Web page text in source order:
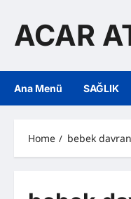
content
ACAR
Ana Menü SAĞLIK
Home bebek